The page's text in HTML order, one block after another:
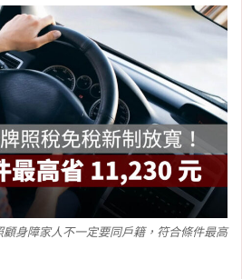
身障家人不一定要同戶籍，符合條件最高